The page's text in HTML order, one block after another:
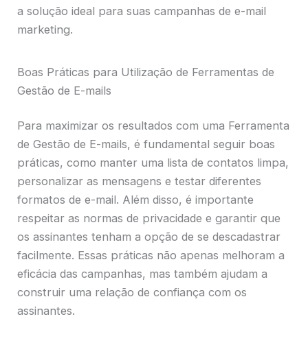
a solução ideal para suas campanhas de e-mail
marketing.
Boas Práticas para Utilização de Ferramentas de
Gestão de E-mails
Para maximizar os resultados com uma Ferramenta
de Gestão de E-mails, é fundamental seguir boas
práticas, como manter uma lista de contatos limpa,
personalizar as mensagens e testar diferentes
formatos de e-mail. Além disso, é importante
respeitar as normas de privacidade e garantir que
os assinantes tenham a opção de se descadastrar
facilmente. Essas práticas não apenas melhoram a
eficácia das campanhas, mas também ajudam a
construir uma relação de confiança com os
assinantes.